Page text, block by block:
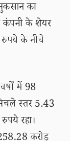
का
कंपनी के शेयर
के नीचे
में 98
स्तर 5.43
रहा।